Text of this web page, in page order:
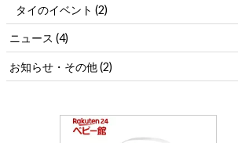
タイのイベント (2)
ニュース(4)
お知らせ・その他(2)